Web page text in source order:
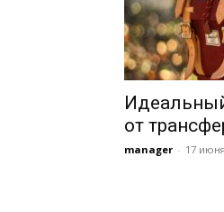
от
manager - 17